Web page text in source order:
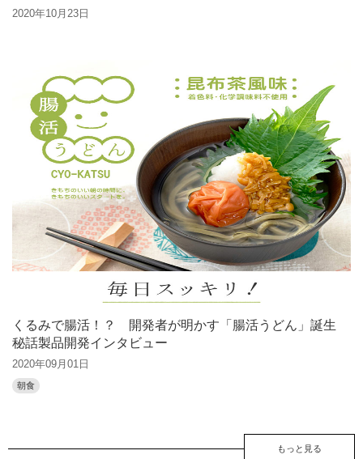
2020年10月23日
くるみで腸活！？ 開発者が明かす「腸活うどん」誕生
秘話製品開発インタビュー
2020年09月01日
朝食
もっと見る